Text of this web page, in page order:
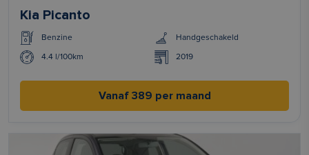
Kia Picanto
Benzine Handgeschakeld
4.4 l/100km 2019
Vanaf 389 per maand